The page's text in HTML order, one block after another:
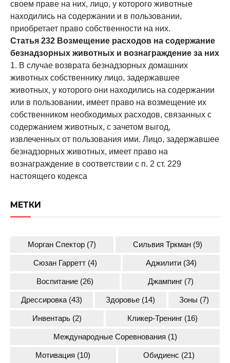
своем праве на них, лицо, у которого животные
находились на содержании и в пользовании,
приобретает право собственности на них.
Статья 232 Возмещение расходов на содержание
безнадзорных животных и вознаграждение за них
1. В случае возврата безнадзорных домашних
животных собственнику лицо, задержавшее
животных, у которого они находились на содержании
или в пользовании, имеет право на возмещение их
собственником необходимых расходов, связанных с
содержанием животных, с зачетом выгод,
извлеченных от пользования ими. Лицо, задержавшее
безнадзорных животных, имеет право на
вознаграждение в соответствии с п. 2 ст. 229
настоящего кодекса
МЕТКИ
Морган Спектор (7) Сильвия Тркман (9)
Сюзан Гарретт (4) Аджилити(34)
Воспитание (26) Джампинг (7)
Дрессировка (43) Здоровье (14) Зоны (7)
Инвентарь(2) Кликер-Тренинг (16)
Международные Соревнования (1)
Мотивация (10) Обидиенс (21)